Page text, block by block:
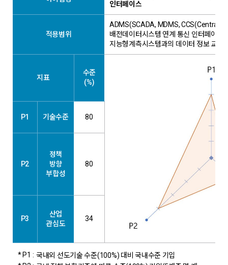
인터페이스
적용범위
ADMS(SCADA, MDMS, CCS(Central
배전데이터시스템 연계 통신 인터페이스
지능형계측시스템과의 데이터 정보 교환
지표
수준
(%)
P1 기술수준 80
P2
정책
방향
부합성
80
P3
산업
관심도
34
* P1 : 국내외 선도기술 수준(100%) 대비 국내수준 기입